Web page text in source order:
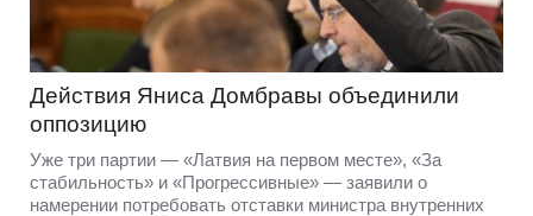
Действия Яниса Домбравы объединили
оппозицию
Уже три партии — «Латвия на первом месте», «За
стабильность» и «Прогрессивные» — заявили о
намерении потребовать отставки министра внутренних